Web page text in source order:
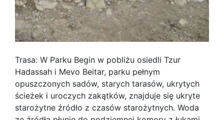
Trasa: W Parku Begin w pobliżu osiedli Tzur
Hadassah i Mevo Beitar, parku pełnym
opuszczonych sadów, starych tarasów, ukrytych
ścieżek i uroczych zakątków, znajduje się ukryte
starożytne źródło z czasów starożytnych. Woda